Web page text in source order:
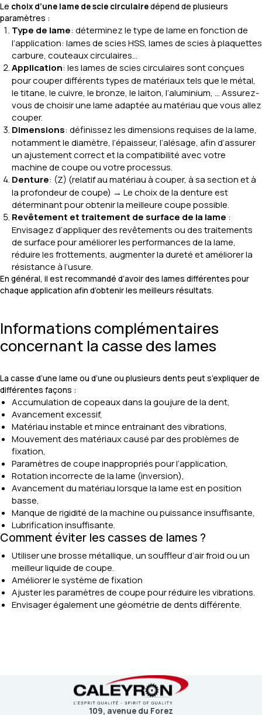
Le choix d’une lame de scie circulairedépend de plusieurs
paramètres :
Type de lame: déterminez le type de lame en fonction de
l’application: lames de scies HSS, lames de scies à plaquettes
carbure, couteaux circulaires…
Application: les lames de scies circulaires sont conçues
pour couper différents types de matériaux tels que le métal,
le titane, le cuivre, le bronze, le laiton, l’aluminium, … Assurez-
vous de choisir une lame adaptée au matériau que vous allez
couper.
Dimensions: définissez les dimensions requises de la lame,
notamment le diamètre, l’épaisseur, l’alésage, afin d’assurer
un ajustement correct et la compatibilité avec votre
machine de coupe ou votre processus.
Denture: (Z) (relatif au matériau à couper, à sa section et à
la profondeur de coupe) → Le choix de la denture est
déterminant pour obtenir la meilleure coupe possible.
Revêtement et traitement de surface de la lame :
Envisagez d’appliquer des revêtements ou des traitements
de surface pour améliorer les performances de la lame,
réduire les frottements, augmenter la dureté et améliorer la
résistance à l’usure.
En général, il est recommandé d’avoir des lames différentes pour
chaque application afin d’obtenir les meilleurs résultats.
Informations complémentaires
concernant la casse des lames
La casse d’une lame ou d’une ou plusieurs dents peut s’expliquer de
différentes façons :
Accumulation de copeaux dans la goujure de la dent,
Avancement excessif,
Matériau instable et mince entrainant des vibrations,
Mouvement des matériaux causé par des problèmes de
fixation,
Paramètres de coupe inappropriés pour l’application,
Rotation incorrecte de la lame (inversion),
Avancement du matériau lorsque la lame est en position
basse,
Manque de rigidité de la machine ou puissance insuffisante,
Lubrification insuffisante.
Comment éviter les casses de lames ?
Utiliser une brosse métallique, un souffleur d’air froid ou un
meilleur liquide de coupe.
Améliorer le système de fixation
Ajuster les paramètres de coupe pour réduire les vibrations.
Envisager également une géométrie de dents différente.
109, avenue du Forez